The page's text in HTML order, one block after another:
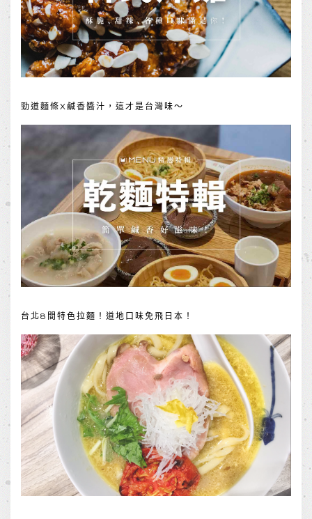
勁道麵條X鹹香醬汁，這才是台灣味～
台北8間特色拉麵！道地口味免飛日本！